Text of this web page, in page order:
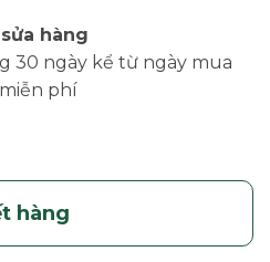
hàng
30 ngày kể từ ngày mua
phí
hàng